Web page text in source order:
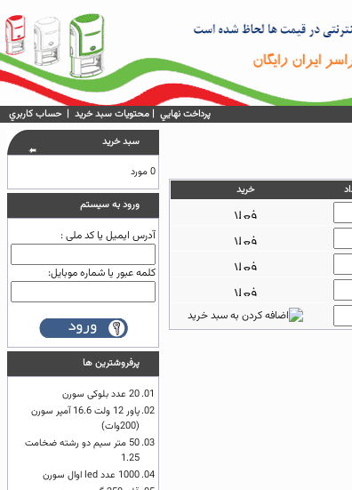
پرداخت نهايي | محتويات سبد خريد |حساب كاربري
خريد
سبد خريد
0 مورد
ورود به سيستم
آدرس ایمیل یا کد ملی :
کلمه عبور یا شماره موبایل:
پرفروشترين ها
01. 20 عدد بلوکی سورن
02.
پاور 12 ولت 16.6 آمپر سورن
(200وات)
03.
50 متر سیم دو رشته ضخامت
1.25
04. 1000 عدد led اوال سورن